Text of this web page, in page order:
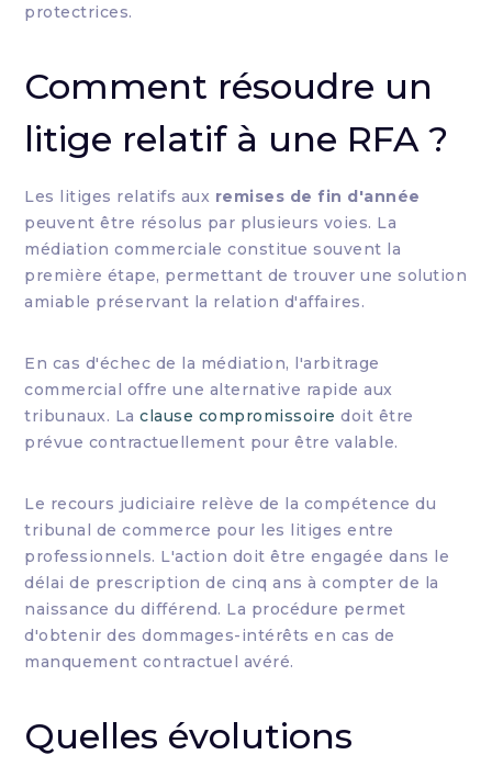
protectrices.
Comment résoudre un
litige relatif à une RFA ?
Les litiges relatifs aux remises de fin d'année
peuvent être résolus par plusieurs voies. La
médiation commerciale constitue souvent la
première étape, permettant de trouver une solution
amiable préservant la relation d'affaires.
En cas d'échec de la médiation, l'arbitrage
commercial offre une alternative rapide aux
tribunaux. Laclause compromissoire doit être
prévue contractuellement pour être valable.
Le recours judiciaire relève de la compétence du
tribunal de commerce pour les litiges entre
professionnels. L'action doit être engagée dans le
délai de prescription de cinq ans à compter de la
naissance du différend. La procédure permet
d'obtenir des dommages-intérêts en cas de
manquement contractuel avéré.
Quelles évolutions